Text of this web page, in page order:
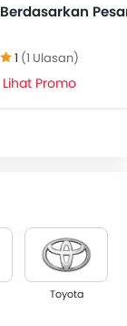
Berdasarkan
1 (1 Ulasan)
Lihat Promo
Toyota